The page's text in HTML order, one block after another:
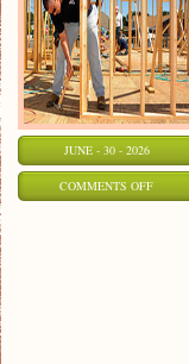
JUNE - 30 - 2026
COMMENTS OFFON